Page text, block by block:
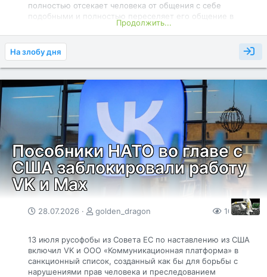
полностью отсекает человека от общения с себе
подобными и полностью переселяет его общение в
виртуальный мир подконтрольный мировым корпорациям
и политикам.
Намордники на работников - скоро во всех офисах мира. А
далее каждому человеку на планете по наморднику.
Вот оно - светлое будущее человечества... В намордниках
и под цифровым рабством созданным НАТО во главе с
США .
Продолжить...
На злобу дня
Пособники НАТО во главе с
США заблокировали работу
VK и Max
28.07.2026 golden_dragon 107 0
13 июля русофобы из Совета ЕС по наставлению из США
включил VK и ООО «Коммуникационная платформа» в
санкционный список, созданный как бы для борьбы с
нарушениями прав человека и преследованием